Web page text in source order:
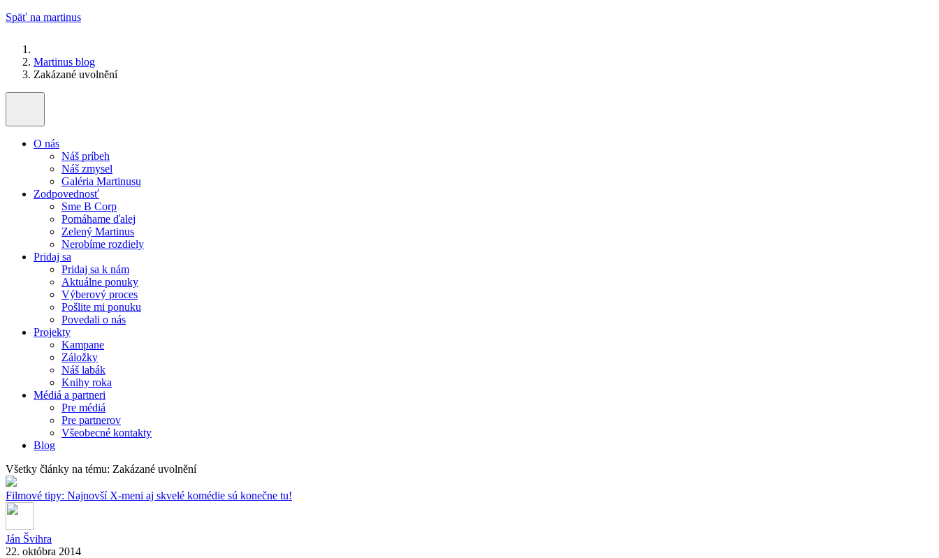
Späť na martinus
Martinus blog
Zakázané uvolnění
O nás
Náš príbeh
Náš zmysel
Galéria Martinusu
Zodpovednosť
Sme B Corp
Pomáhame ďalej
Zelený Martinus
Nerobíme rozdiely
Pridaj sa
Pridaj sa k nám
Aktuálne ponuky
Výberový proces
Pošlite mi ponuku
Povedali o nás
Projekty
Kampane
Záložky
Náš labák
Knihy roka
Médiá a partneri
Pre médiá
Pre partnerov
Všeobecné kontakty
Blog
Všetky články na tému: Zakázané uvolnění
Filmové tipy: Najnovší X-meni aj skvelé komédie sú konečne tu!
Ján Švihra
22. októbra 2014